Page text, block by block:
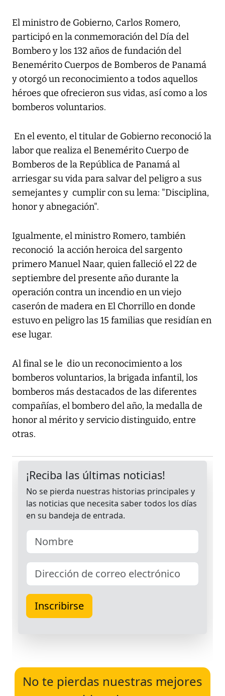
El ministro de Gobierno, Carlos Romero,
participó en la conmemoración del Día del
Bombero y los 132 años de fundación del
Benemérito Cuerpos de Bomberos de Panamá
y otorgó un reconocimiento a todos aquellos
héroes que ofrecieron sus vidas, así como a los
bomberos voluntarios.
En el evento, el titular de Gobierno reconoció la
labor que realiza el Benemérito Cuerpo de
Bomberos de la República de Panamá al
arriesgar su vida para salvar del peligro a sus
semejantes y cumplir con su lema: "Disciplina,
honor y abnegación".
Igualmente, el ministro Romero, también
reconoció la acción heroica del sargento
primero Manuel Naar, quien falleció el 22 de
septiembre del presente año durante la
operación contra un incendio en un viejo
caserón de madera en El Chorrillo en donde
estuvo en peligro las 15 familias que residían en
ese lugar.
Al final se le dio un reconocimiento a los
bomberos voluntarios, la brigada infantil, los
bomberos más destacados de las diferentes
compañías, el bombero del año, la medalla de
honor al mérito y servicio distinguido, entre
otras.
No te pierdas nuestras mejores